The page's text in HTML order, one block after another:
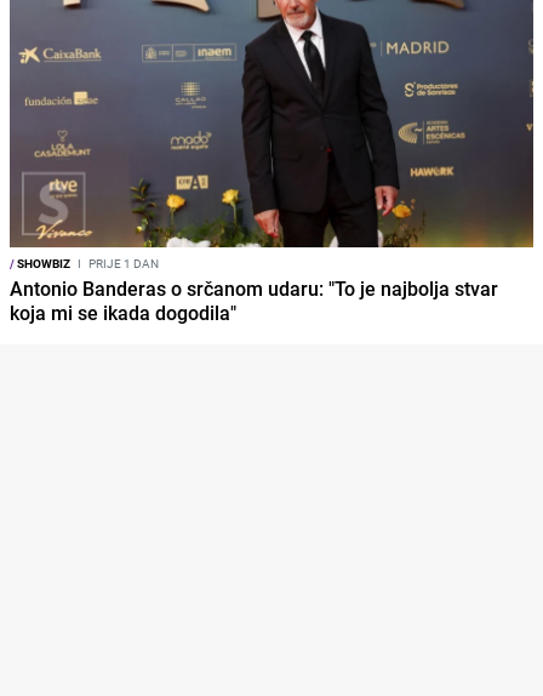
/SHOWBIZ I PRIJE 1 DAN
Antonio Banderas o srčanom udaru: "To je najbolja stvar
koja mi se ikada dogodila"